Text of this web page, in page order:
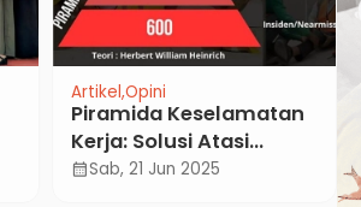
ArtikelOpini
Piramida Keselamatan
Kerja: Solusi Atasi
Lonjakan Kecelakaan
calendar_monthSab, 21 Jun 2025